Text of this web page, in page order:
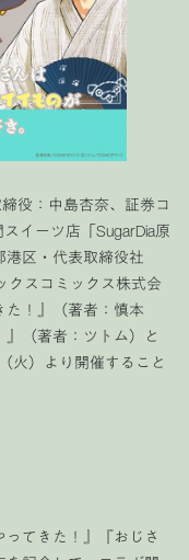
役：中島杏奈、証券コ
イーツ店「SugarDia原
区・代表取締役社
クスコミックス株式会
！』（著者：慎本
（著者：ツトム）と
火）より開催すること
てきた！』『おじさ